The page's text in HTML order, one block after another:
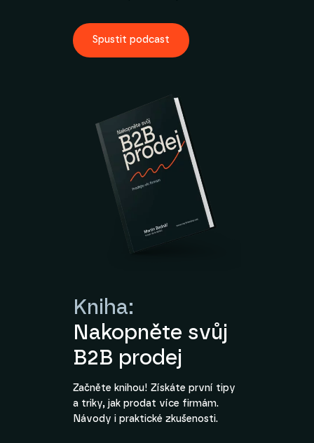
Spustit podcast
Kniha:
Nakopněte svůj
B2B prodej
Začněte knihou! Získáte první tipy
a triky, jak prodat více firmám.
Návody i praktické zkušenosti.